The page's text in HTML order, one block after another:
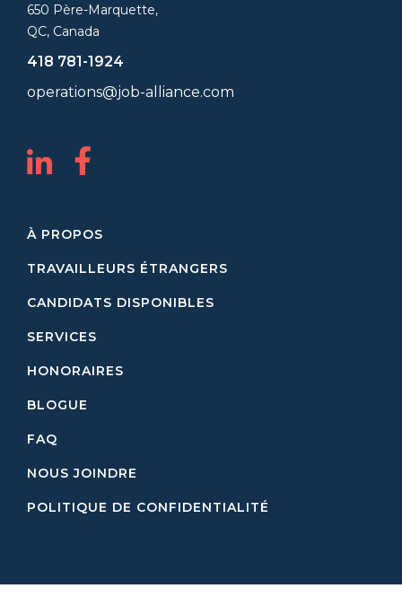
650 Père-Marquette,
QC, Canada
418 781-1924
operations@job-alliance.com
À PROPOS
TRAVAILLEURS ÉTRANGERS
CANDIDATS DISPONIBLES
SERVICES
HONORAIRES
BLOGUE
FAQ
NOUS JOINDRE
POLITIQUE DE CONFIDENTIALITÉ